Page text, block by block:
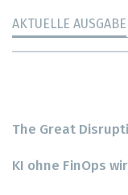
AKTUELLE AUSGABE
The Great
KI ohne FinOps